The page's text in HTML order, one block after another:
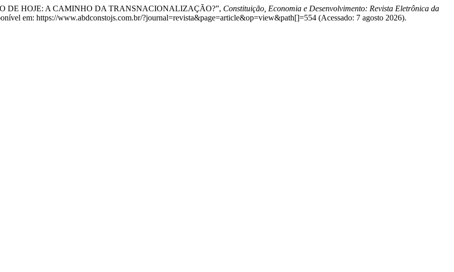
DE HOJE: A CAMINHO DA TRANSNACIONALIZAÇÃO?”, Constituição, Economia e Desenvolvimento: Revista Eletrônica da
em: https://www.abdconstojs.com.br/?journal=revista&page=article&op=view&path[]=554 (Acessado: 7 agosto 2026).